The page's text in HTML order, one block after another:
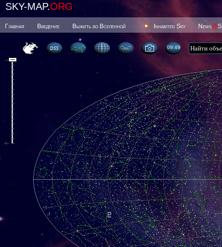
SKY-MAP.ORG
Главная Введение Выжить во Вселенной Inhabited Sky News@
09 49